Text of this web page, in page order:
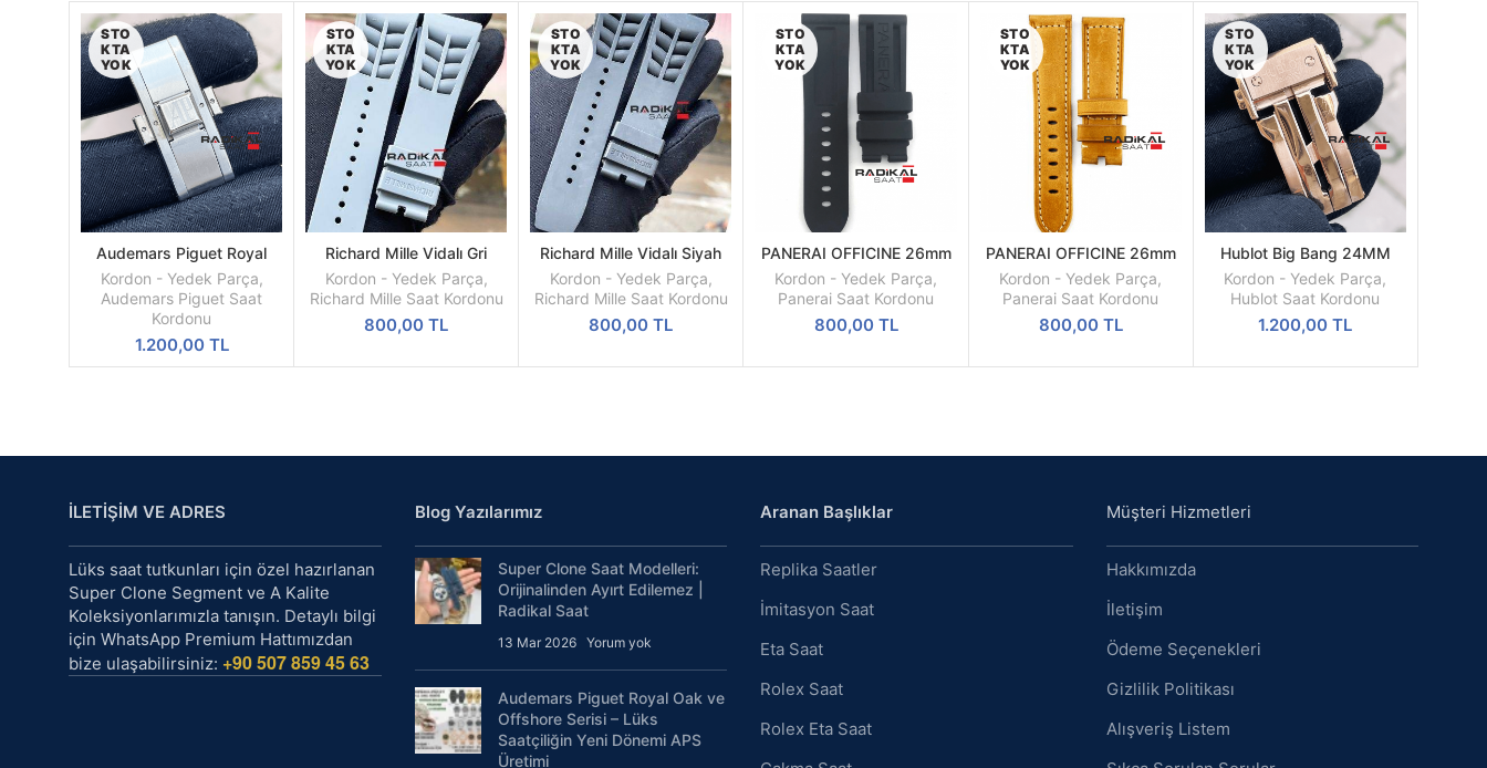
STO
KTA
YOK
DEVAMINI
OKU
Audemars Piguet Royal
Oak Çelik Kordon Klipsi
Kordon - Yedek Parça,
Audemars Piguet Saat
Kordonu
1.200,00 TL
STO
KTA
YOK
DEVAMINI
OKU
Richard Mille Vidalı Gri
Renk Silikon Saat Kordonu
Kordon - Yedek Parça,
Richard Mille Saat Kordonu
800,00TL
STO
KTA
YOK
DEVAMINI
OKU
Richard Mille Vidalı Siyah
Renk Silikon Saat Kordonu
Kordon - Yedek Parça,
Richard Mille Saat Kordonu
800,00TL
STO
KTA
YOK
DEVAMINI
OKU
PANERAI OFFICINE 26mm
24mm Siyah Kauçuk Silikon
Saat Kordonu
Kordon - Yedek Parça,
Panerai Saat Kordonu
800,00 TL
STO
KTA
YOK
DEVAMINI
OKU
PANERAI OFFICINE 26mm
24mm Açık Kahverengi
Hakiki Deri Kayış Saat
Kordon - Yedek Parça,
Panerai Saat Kordonu
800,00 TL
STO
KTA
YOK
DEVAMINI
OKU
Hublot Big Bang 24MM
Rose Renk Kordon Klipsi
Kordon - Yedek Parça,
Hublot Saat Kordonu
1.200,00TL
İLETİŞİM VE ADRES
Lüks saat tutkunları için özel hazırlanan
Super Clone Segment ve A Kalite
Koleksiyonlarımızla tanışın. Detaylı bilgi
için WhatsApp Premium Hattımızdan
bize ulaşabilirsiniz: +90 507 859 45 63
Blog Yazılarımız
Super Clone Saat Modelleri:
Orijinalinden Ayırt Edilemez |
Radikal Saat
13 Mar 2026 Yorum yok
Audemars Piguet Royal Oak ve
Offshore Serisi – Lüks
Saatçiliğin Yeni Dönemi APS
Üretimi
Aranan Başlıklar
Replika Saatler
İmitasyon Saat
Eta Saat
Rolex Saat
Rolex Eta Saat
Müşteri Hizmetleri
Hakkımızda
İletişim
Ödeme Seçenekleri
Gizlilik Politikası
Alışveriş Listem